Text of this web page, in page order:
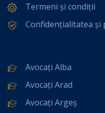
Termeni și condiții
Confidențialitatea
Avocați Alba
Avocați Arad
Avocați Argeș